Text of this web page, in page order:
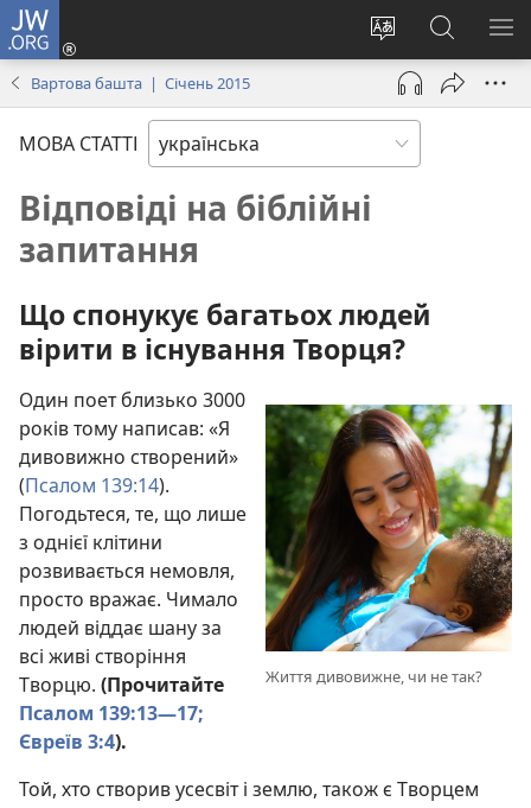
JW.ORG
Змінити
мову
сайту
Увійти
(відкривається
новому
вікні)
Пошук
на
сайті
Вартова башта | Січень 2015
МОВА СТАТТІ
Відповіді на біблійні
запитання
Що спонукує багатьох людей
вірити в існування Творця?
Життя дивовижне, чи не так?
Один поет близько 3000
років тому написав: «Я
дивовижно створений»
(Псалом 139:14).
Погодьтеся, те, що лише
з однієї клітини
розвивається немовля,
просто вражає. Чимало
людей віддає шану за
всі живі створіння
Творцю. (Прочитайте
Псалом 139:13—17;
Євреїв 3:4).
Той, хто створив усесвіт і землю, також є Творцем